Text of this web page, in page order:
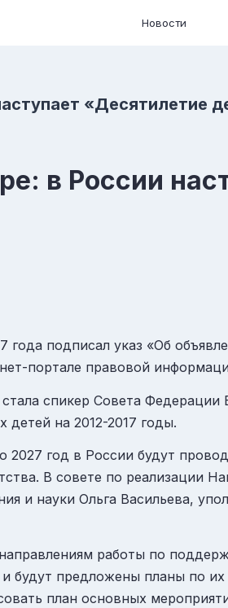
Новости
«Десятилетие
в России
подписал указ «Об
портале правовой
спикер Совета
детей на 2012-2017 годы.
2027 год в России будут
В совете по реализации
и науки Ольга Васильева,
работы по
будут предложены планы по
план основных